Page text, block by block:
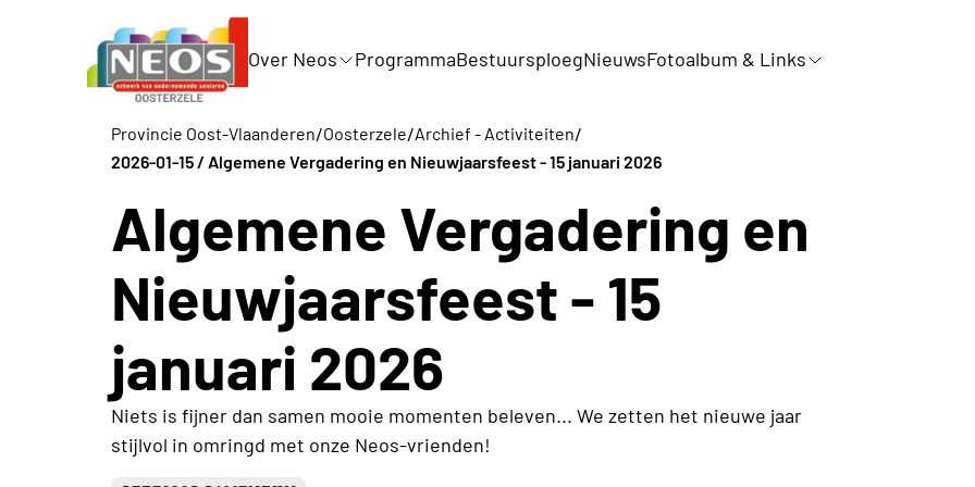
Over Neos ProgrammaBestuursploegNieuwsFotoalbum & Links
Provincie Oost-Vlaanderen/Oosterzele/Archief - Activiteiten/
2026-01-15 / Algemene Vergadering en Nieuwjaarsfeest - 15 januari 2026
Algemene Vergadering en
Nieuwjaarsfeest - 15
januari 2026
Niets is fijner dan samen mooie momenten beleven... We zetten het nieuwe jaar
stijlvol in omringd met onze Neos-vrienden!